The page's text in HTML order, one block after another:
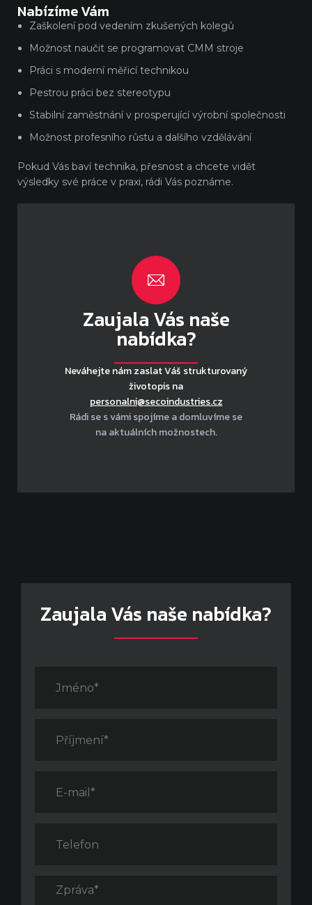
Nabízíme Vám
Zaškolení pod vedením zkušených kolegů
Možnost naučit se programovat CMM stroje
Práci s moderní měřicí technikou
Pestrou práci bez stereotypu
Stabilní zaměstnání v prosperující výrobní společnosti
Možnost profesního růstu a dalšího vzdělávání
Pokud Vás baví technika, přesnost a chcete vidět
výsledky své práce v praxi, rádi Vás poznáme.
Zaujala Vás naše
nabídka?
Neváhejte nám zaslat Váš strukturovaný
životopis na
personalni@secoindustries.cz
Rádi se s vámi spojíme a domluvíme se
na aktuálních možnostech.
Zaujala Vás naše nabídka?